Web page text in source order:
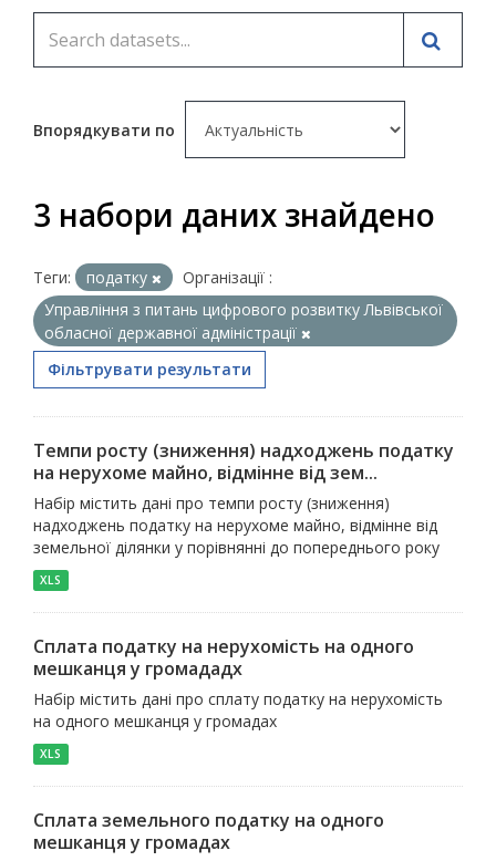
Впорядкувати по
3 набори даних знайдено
Теги: податку
Організації :
Управління з питань цифрового розвитку Львівської
обласної державної адміністрації
Фільтрувати результати
Темпи росту (зниження) надходжень податку
на нерухоме майно, відмінне від зем...
Набір містить дані про темпи росту (зниження)
надходжень податку на нерухоме майно, відмінне від
земельної ділянки у порівнянні до попереднього року
XLS
Сплата податку на нерухомість на одного
мешканця у громададх
Набір містить дані про сплату податку на нерухомість
на одного мешканця у громадах
XLS
Сплата земельного податку на одного
мешканця у громадах